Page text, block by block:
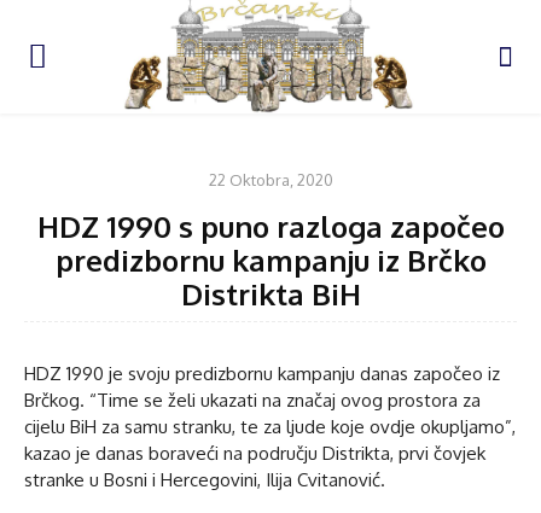
22 Oktobra, 2020
HDZ 1990 s puno razloga započeo
predizbornu kampanju iz Brčko
Distrikta BiH
HDZ 1990 je svoju predizbornu kampanju danas započeo iz
Brčkog. “Time se želi ukazati na značaj ovog prostora za
cijelu BiH za samu stranku, te za ljude koje ovdje okupljamo”,
kazao je danas boraveći na području Distrikta, prvi čovjek
stranke u Bosni i Hercegovini, Ilija Cvitanović.